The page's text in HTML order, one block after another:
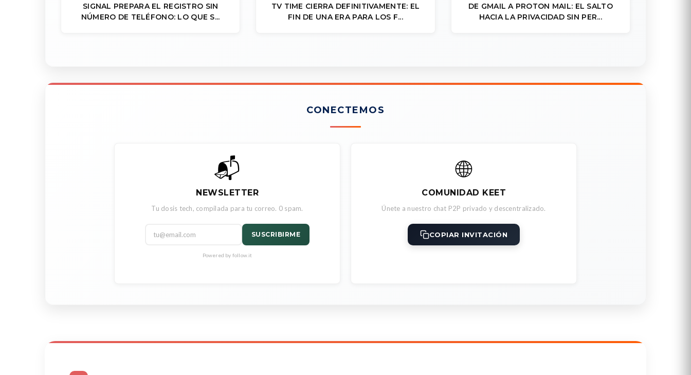
SIGNAL PREPARA EL REGISTRO SIN
NÚMERO DE TELÉFONO: LO QUE S...
TV TIME CIERRA DEFINITIVAMENTE: EL
FIN DE UNA ERA PARA LOS F...
DE GMAIL A PROTON MAIL: EL SALTO
HACIA LA PRIVACIDAD SIN PER...
CONECTEMOS
📬
NEWSLETTER
Tu dosis tech, compilada para tu correo. 0 spam.
SUSCRIBIRME
Powered by follow.it
🌐
COMUNIDAD KEET
Únete a nuestro chat P2P privado y descentralizado.
COPIAR INVITACIÓN